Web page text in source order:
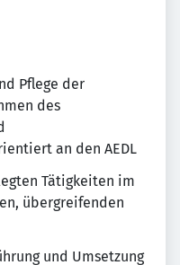
Pflege der
des
an den AEDL
Tätigkeiten im
übergreifenden
und Umsetzung